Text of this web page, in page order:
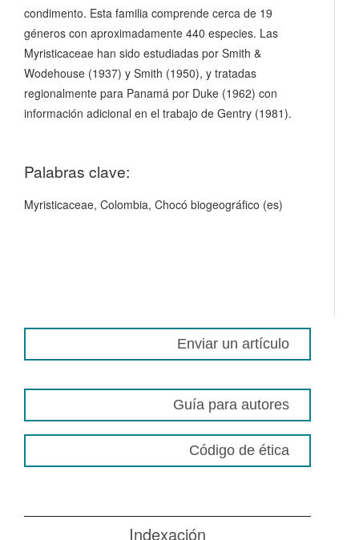
condimento. Esta familia comprende cerca de 19
géneros con aproximadamente 440 especies. Las
Myristicaceae han sido estudiadas por Smith &
Wodehouse (1937) y Smith (1950), y tratadas
regionalmente para Panamá por Duke (1962) con
información adicional en el trabajo de Gentry (1981).
Palabras clave:
Myristicaceae, Colombia, Chocó biogeográfico (es)
Enviar un artículo
Guía para autores
Código de ética
Indexación